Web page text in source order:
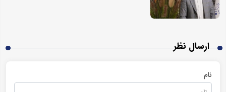
ارسال نظر
نام